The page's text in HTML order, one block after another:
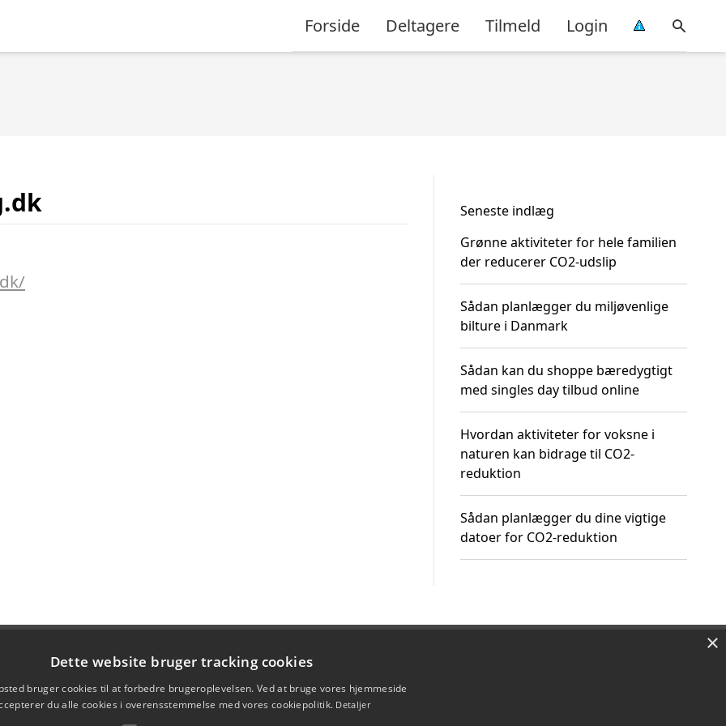
Forside Deltagere Tilmeld Login
Seneste indlæg
Grønne aktiviteter for hele familien
der reducerer CO2-udslip
Sådan planlægger du miljøvenlige
bilture i Danmark
Sådan kan du shoppe bæredygtigt
med singles day tilbud online
Hvordan aktiviteter for voksne i
naturen kan bidrage til CO2-
reduktion
Sådan planlægger du dine vigtige
datoer for CO2-reduktion
×
Dette website bruger tracking cookies
bruger cookies til at forbedre brugeroplevelsen. Ved at bruge vores hjemmeside
du alle cookies i overensstemmelse med vores cookiepolitik. Detaljer